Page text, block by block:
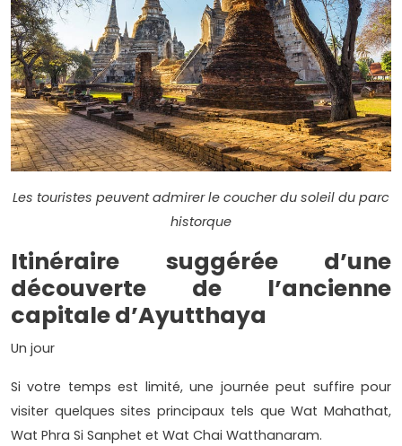
Les touristes peuvent admirer le coucher du soleil du parc
historque
Itinéraire suggérée d’une
découverte de l’ancienne
capitale d’Ayutthaya
Un jour
Si votre temps est limité, une journée peut suffire pour
visiter quelques sites principaux tels que Wat Mahathat,
Wat Phra Si Sanphet et Wat Chai Watthanaram.